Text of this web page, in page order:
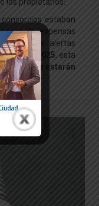
estaban
de expensas
generaba alertas
junio de 2025, esta
ya no estarán